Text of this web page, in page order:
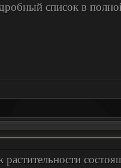
список в
растительности